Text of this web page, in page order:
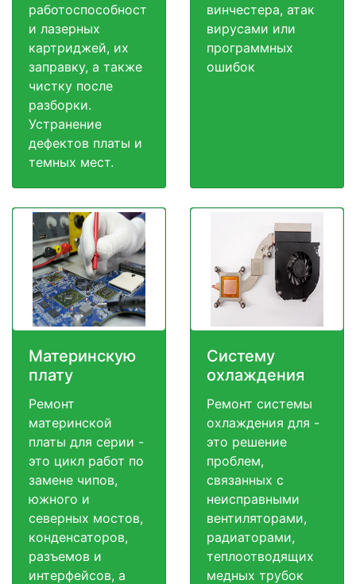
работоспособност
и лазерных
картриджей, их
заправку, а также
чистку после
разборки.
Устранение
дефектов платы и
темных мест.
винчестера, атак
вирусами или
программных
ошибок
Материнскую
плату
Ремонт
материнской
платы для серии -
это цикл работ по
замене чипов,
южного и
северных мостов,
конденсаторов,
разъемов и
интерфейсов, а
Систему
охлаждения
Ремонт системы
охлаждения для -
это решение
проблем,
связанных с
неисправными
вентиляторами,
радиаторами,
теплоотводящих
медных трубок